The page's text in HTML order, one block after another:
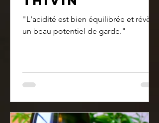
"L'acidité est bien équilibrée et révèle
un beau potentiel de garde."